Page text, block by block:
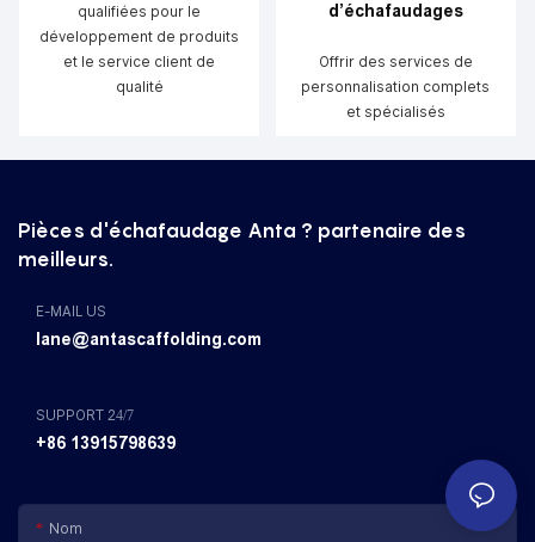
qualifiées pour le
développement de produits
et le service client de
qualité
d’échafaudages
Offrir des services de
personnalisation complets
et spécialisés
Pièces d'échafaudage Anta ? partenaire des
meilleurs.
E-MAIL US
lane@antascaffolding.com
SUPPORT 24/7
+86 13915798639
Nom